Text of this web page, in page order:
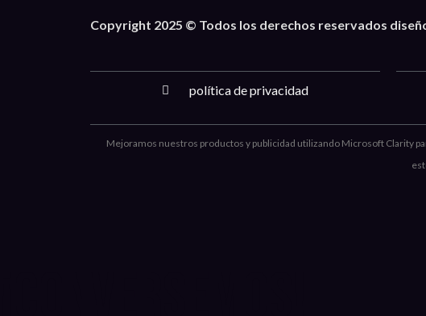
Copyright 2025 © Todos los derechos reservados
política de privacidad
Mejoramos nuestros productos y publicidad utilizando Microsoft Clarity